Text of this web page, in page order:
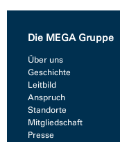
Die MEGA Gruppe
Über uns
Geschichte
Leitbild
Anspruch
Standorte
Mitgliedschaft
Presse